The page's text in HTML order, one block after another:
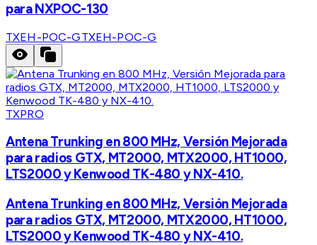
para NXPOC-130
TXEH-POC-GTXEH-POC-G
TXPRO
Antena Trunking en 800 MHz, Versión Mejorada
para radios GTX, MT2000, MTX2000, HT1000,
LTS2000 y Kenwood TK-480 y NX-410.
Antena Trunking en 800 MHz, Versión Mejorada
para radios GTX, MT2000, MTX2000, HT1000,
LTS2000 y Kenwood TK-480 y NX-410.